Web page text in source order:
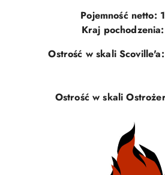
Pojemność netto:
Kraj
Ostrość w skali
Ostrość w skali